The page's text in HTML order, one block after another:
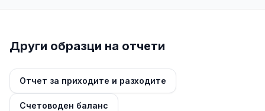
Други образци на отчети
Отчет за приходите и разходите
Счетоводен баланс